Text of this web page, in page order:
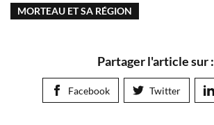
MORTEAU ET SA RÉGION
Partager l'article sur :
Facebook Twitter